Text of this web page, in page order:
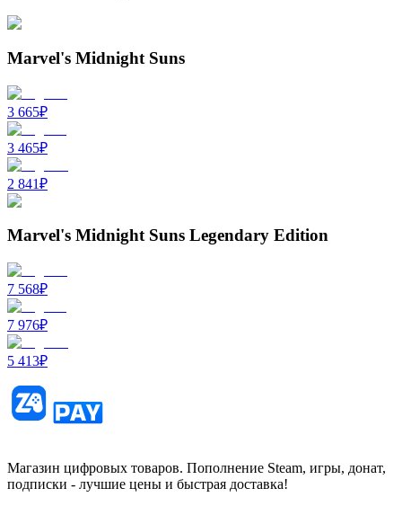
Marvel's Midnight Suns
3 665₽
3 465₽
2 841₽
Marvel's Midnight Suns Legendary Edition
7 568₽
7 976₽
5 413₽
Магазин цифровых товаров. Пополнение Steam, игры, донат,
подписки - лучшие цены и быстрая доставка!